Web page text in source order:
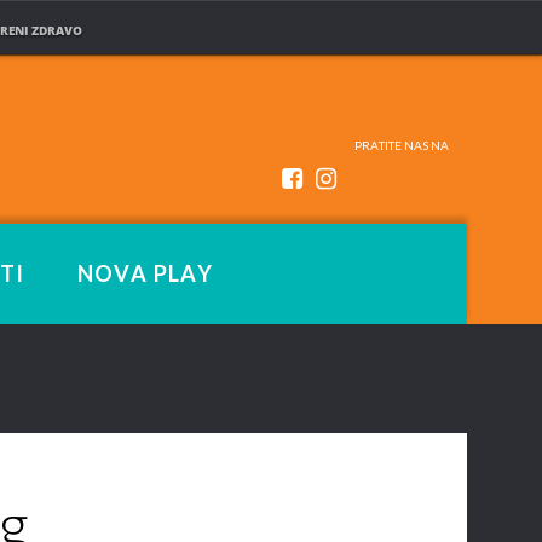
ZDRAVO
PRATITE NAS NA
NOVA PLAY